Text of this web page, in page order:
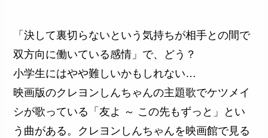
「決して裏切らないという気持ちが相手との間で
双方向に働いている感情」で、どう？
小学生にはやや難しいかもしれない…
映画版のクレヨンしんちゃんの主題歌でケツメイ
シが歌っている「友よ ～ この先もずっと」とい
う曲がある。クレヨンしんちゃんを映画館で見る